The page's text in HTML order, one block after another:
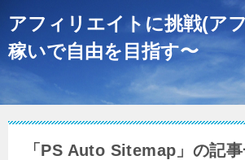
アフィリエイトに挑戦(ア
稼いで自由を目指す〜
「PS Auto Sitemap」の記